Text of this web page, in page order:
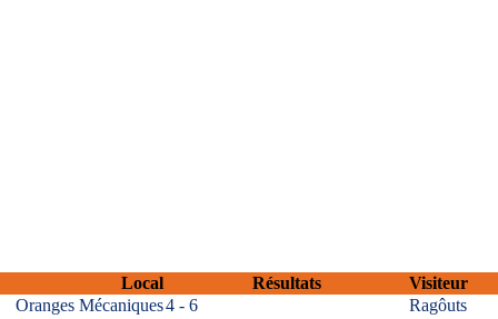
Local Résultats Visiteur
Oranges Mécaniques4 - 6 Ragôuts